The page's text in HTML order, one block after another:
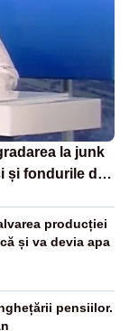
la junk
și fondurile de
producției
și va devia apa
pensiilor.